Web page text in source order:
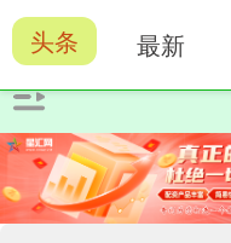
头条 最新